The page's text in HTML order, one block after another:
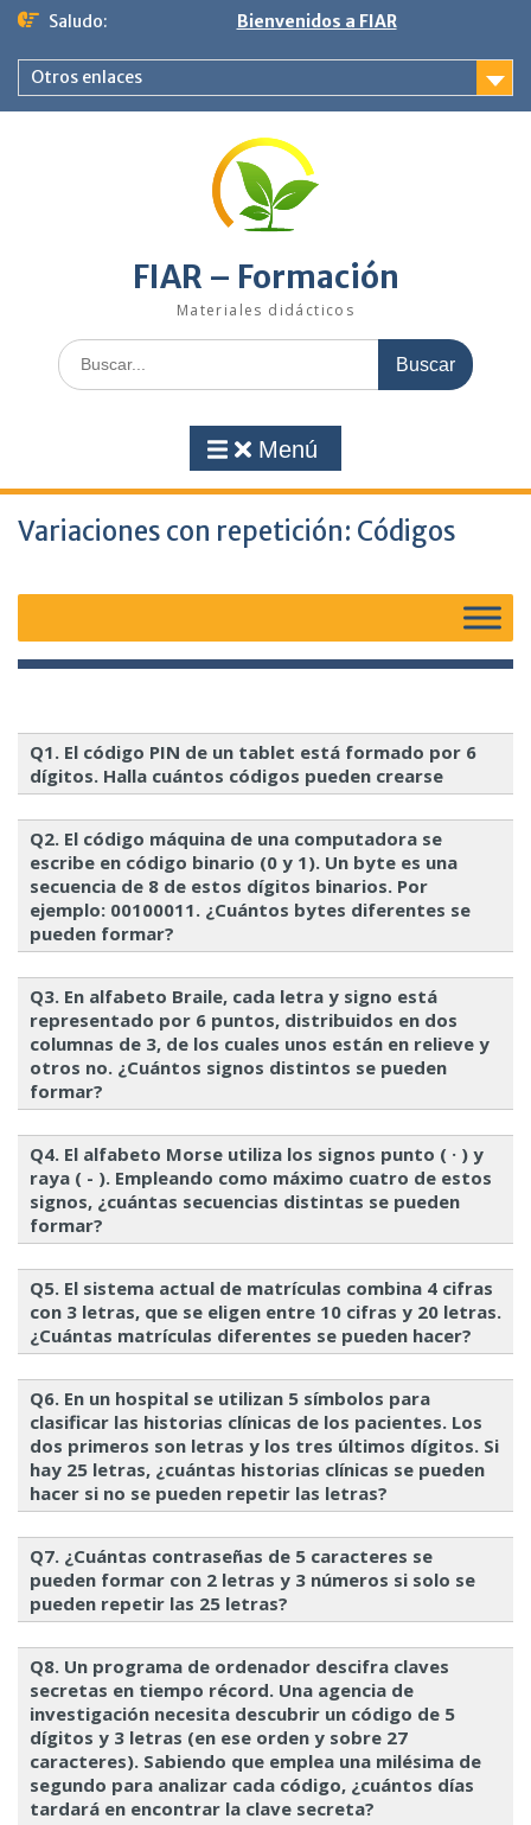
Saltar
contenido
Saludo: Bienvenidos a FIAR
Otros enlaces
FIAR – Formación
Materiales didácticos
Buscar:
Menú
Variaciones con repetición: Códigos
Q1. El código PIN de un tablet está formado por 6
dígitos. Halla cuántos códigos pueden crearse
Q2. El código máquina de una computadora se
escribe en código binario (0 y 1). Un byte es una
secuencia de 8 de estos dígitos binarios. Por
ejemplo: 00100011. ¿Cuántos bytes diferentes se
pueden formar?
ROE n = 2, r = 8
Q3. En alfabeto Braile, cada letra y signo está
representado por 6 puntos, distribuidos en dos
columnas de 3, de los cuales unos están en relieve y
otros no. ¿Cuántos signos distintos se pueden
formar?
ROE n = 2, r = 6
Q4. El alfabeto Morse utiliza los signos punto ( · ) y
raya ( - ). Empleando como máximo cuatro de estos
signos, ¿cuántas secuencias distintas se pueden
formar?
Q5. El sistema actual de matrículas combina 4 cifras
con 3 letras, que se eligen entre 10 cifras y 20 letras.
¿Cuántas matrículas diferentes se pueden hacer?
Q6. En un hospital se utilizan 5 símbolos para
clasificar las historias clínicas de los pacientes. Los
dos primeros son letras y los tres últimos dígitos. Si
hay 25 letras, ¿cuántas historias clínicas se pueden
hacer si no se pueden repetir las letras?
Q7. ¿Cuántas contraseñas de 5 caracteres se
pueden formar con 2 letras y 3 números si solo se
pueden repetir las 25 letras?
Q8. Un programa de ordenador descifra claves
secretas en tiempo récord. Una agencia de
investigación necesita descubrir un código de 5
dígitos y 3 letras (en ese orden y sobre 27
caracteres). Sabiendo que emplea una milésima de
segundo para analizar cada código, ¿cuántos días
tardará en encontrar la clave secreta?